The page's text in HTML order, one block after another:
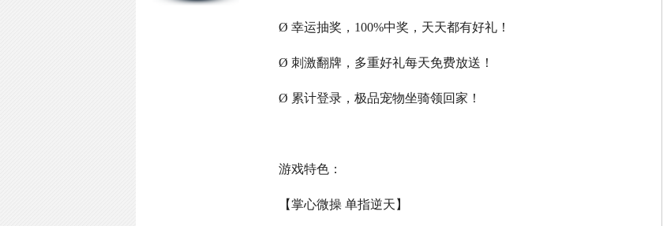
Ø 幸运抽奖，100%中奖，天天都有好礼！
Ø 刺激翻牌，多重好礼每天免费放送！
Ø 累计登录，极品宠物坐骑领回家！
游戏特色：
【掌心微操 单指逆天】